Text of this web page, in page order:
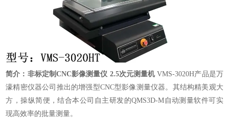
简介：非标定制CNC影像测量仪 2.5次元测量机VMS-3020H产品是万
濠精密仪器公司推出的增强型CNC型影像测量仪器。其结构精美观大
方，操纵简便，结合本公司自主研发的QMS3D-M自动测量软件可实
现高效率的批量测量。